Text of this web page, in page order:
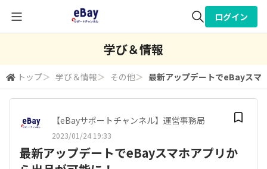
検索
ログイン
学び＆情報
トップ＞ 学び＆情報＞ その他＞ 最新アップデートでeBayスマ
【eBayサポートチャンネル】運営事務局
2023/01/24 19:33
最新アップデートでeBayスマホアプリか